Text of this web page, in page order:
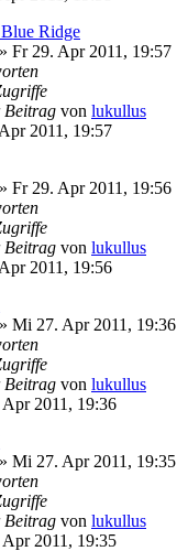
Ridge
» Fr 29. Apr 2011, 19:57
Beitrag von lukullus
2011, 19:57
» Fr 29. Apr 2011, 19:56
Beitrag von lukullus
2011, 19:56
» Mi 27. Apr 2011, 19:36
Beitrag von lukullus
2011, 19:36
» Mi 27. Apr 2011, 19:35
Beitrag von lukullus
2011, 19:35